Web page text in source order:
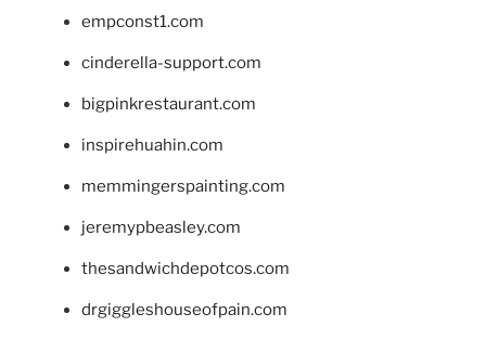
empconst1.com
cinderella-support.com
bigpinkrestaurant.com
inspirehuahin.com
memmingerspainting.com
jeremypbeasley.com
thesandwichdepotcos.com
drgiggleshouseofpain.com